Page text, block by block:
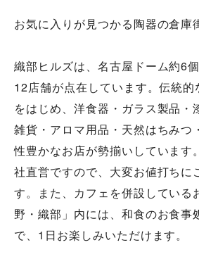
お気に入りが見つかる陶器の倉庫
織部ヒルズは、名古屋ドーム約6
12店舗が点在しています。伝統
をはじめ、洋食器・ガラス製品・
雑貨・アロマ用品・天然はちみつ
性豊かなお店が勢揃いしています
社直営ですので、大変お値打ちに
す。また、カフェを併設している
野・織部」内には、和食のお食事
で、1日お楽しみいただけます。